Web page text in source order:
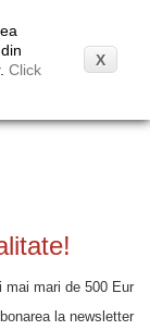
mai mari de 500 Eur
la newsletter
Click
X